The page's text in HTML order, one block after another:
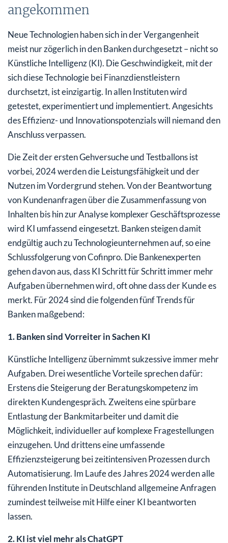
angekommen
Neue Technologien haben sich in der Vergangenheit
meist nur zögerlich in den Banken durchgesetzt – nicht so
Künstliche Intelligenz (KI). Die Geschwindigkeit, mit der
sich diese Technologie bei Finanzdienstleistern
durchsetzt, ist einzigartig. In allen Instituten wird
getestet, experimentiert und implementiert. Angesichts
des Effizienz- und Innovationspotenzials will niemand den
Anschluss verpassen.
Die Zeit der ersten Gehversuche und Testballons ist
vorbei, 2024 werden die Leistungsfähigkeit und der
Nutzen im Vordergrund stehen. Von der Beantwortung
von Kundenanfragen über die Zusammenfassung von
Inhalten bis hin zur Analyse komplexer Geschäftsprozesse
wird KI umfassend eingesetzt. Banken steigen damit
endgültig auch zu Technologieunternehmen auf, so eine
Schlussfolgerung von Cofinpro. Die Bankenexperten
gehen davon aus, dass KI Schritt für Schritt immer mehr
Aufgaben übernehmen wird, oft ohne dass der Kunde es
merkt. Für 2024 sind die folgenden fünf Trends für
Banken maßgebend:
1. Banken sind Vorreiter in Sachen KI
Künstliche Intelligenz übernimmt sukzessive immer mehr
Aufgaben. Drei wesentliche Vorteile sprechen dafür:
Erstens die Steigerung der Beratungskompetenz im
direkten Kundengespräch. Zweitens eine spürbare
Entlastung der Bankmitarbeiter und damit die
Möglichkeit, individueller auf komplexe Fragestellungen
einzugehen. Und drittens eine umfassende
Effizienzsteigerung bei zeitintensiven Prozessen durch
Automatisierung. Im Laufe des Jahres 2024 werden alle
führenden Institute in Deutschland allgemeine Anfragen
zumindest teilweise mit Hilfe einer KI beantworten
lassen.
2. KI ist viel mehr als ChatGPT